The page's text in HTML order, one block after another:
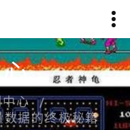
心
据的终极秘籍